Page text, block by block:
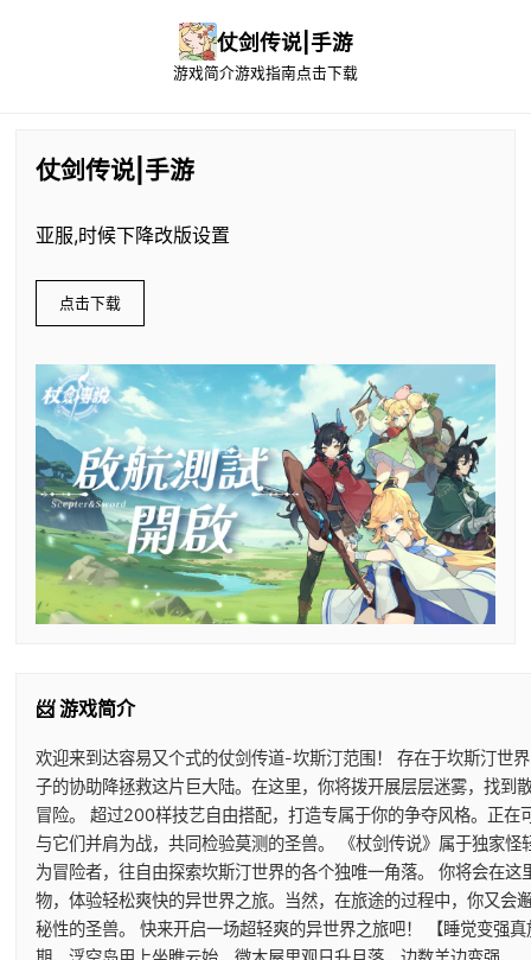
仗剑传说|手游
游戏简介游戏指南点击下载
仗剑传说|手游
亚服,时候下降改版设置
点击下载
📨 游戏简介
欢迎来到达容易又个式的仗剑传道-坎斯汀范围！ 存在于坎斯汀世
子的协助降拯救这片巨大陆。在这里，你将拨开展层层迷雾，找到
冒险。 超过200样技艺自由搭配，打造专属于你的争夺风格。正在
与它们并肩为战，共同检验莫测的圣兽。 《杖剑传说》属于独家
为冒险者，往自由探索坎斯汀世界的各个独唯一角落。 你将会在
物，体验轻松爽快的异世界之旅。当然，在旅途的过程中，你又会
秘性的圣兽。 快来开启一场超轻爽的异世界之旅吧！ 【睡觉变强